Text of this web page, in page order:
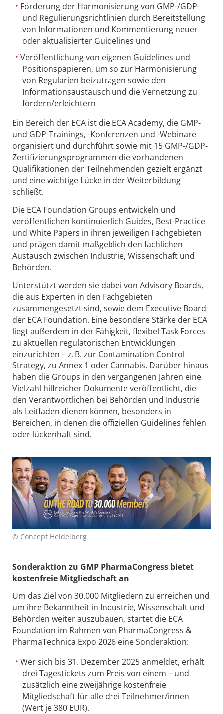
Förderung der Harmonisierung von GMP-/GDP-
und Regulierungsrichtlinien durch Bereitstellung
von Informationen und Kommentierung neuer
oder aktualisierter Guidelines und
Veröffentlichung von eigenen Guidelines und
Positionspapieren, um so zur Harmonisierung
von Regularien beizutragen sowie den
Informationsaustausch und die Vernetzung zu
fördern/erleichtern
Ein Bereich der ECA ist die ECA Academy, die GMP-
und GDP-Trainings, -Konferenzen und -Webinare
organisiert und durchführt sowie mit 15 GMP-/GDP-
Zertifizierungsprogrammen die vorhandenen
Qualifikationen der Teilnehmenden gezielt ergänzt
und eine wichtige Lücke in der Weiterbildung
schließt.
Die ECA Foundation Groups entwickeln und
veröffentlichen kontinuierlich Guides, Best-Practice
und White Papers in ihren jeweiligen Fachgebieten
und prägen damit maßgeblich den fachlichen
Austausch zwischen Industrie, Wissenschaft und
Behörden.
Unterstützt werden sie dabei von Advisory Boards,
die aus Experten in den Fachgebieten
zusammengesetzt sind, sowie dem Executive Board
der ECA Foundation. Eine besondere Stärke der ECA
liegt außerdem in der Fähigkeit, flexibel Task Forces
zu aktuellen regulatorischen Entwicklungen
einzurichten – z. B. zur Contamination Control
Strategy, zu Annex 1 oder Cannabis. Darüber hinaus
haben die Groups in den vergangenen Jahren eine
Vielzahl hilfreicher Dokumente veröffentlicht, die
den Verantwortlichen bei Behörden und Industrie
als Leitfaden dienen können, besonders in
Bereichen, in denen die offiziellen Guidelines fehlen
oder lückenhaft sind.
© Concept Heidelberg
Sonderaktion zu GMP PharmaCongress bietet
kostenfreie Mitgliedschaft an
Um das Ziel von 30.000 Mitgliedern zu erreichen und
um ihre Bekanntheit in Industrie, Wissenschaft und
Behörden weiter auszubauen, startet die ECA
Foundation im Rahmen von PharmaCongress &
PharmaTechnica Expo 2026 eine Sonderaktion:
Wer sich bis 31. Dezember 2025 anmeldet, erhält
drei Tagestickets zum Preis von einem – und
zusätzlich eine zweijährige kostenfreie
Mitgliedschaft für alle drei Teilnehmer/innen
(Wert je 380 EUR).